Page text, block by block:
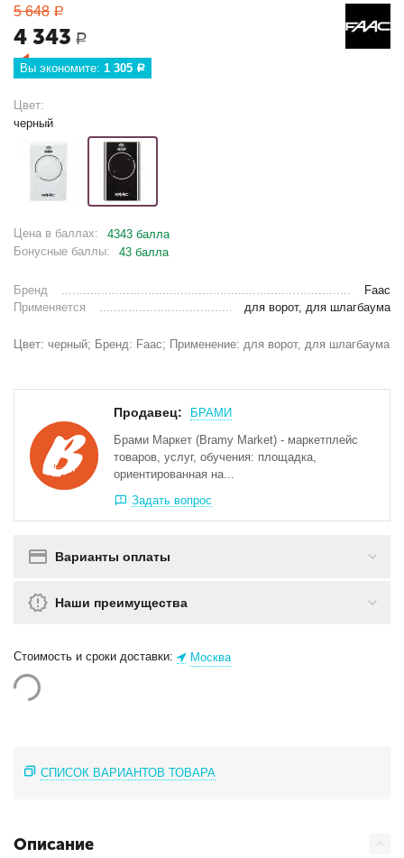
5 648 Р
4 343 Р
Вы экономите: 1 305 Р
Цвет:
черный
Цена в баллах:
4343 балла
Бонусные баллы:
43 балла
Бренд
Faac
Применяется
для ворот, для шлагбаума
Цвет: черный; Бренд: Faac; Применение: для ворот, для шлагбаума
Продавец:
БРАМИ
Брами Маркет (Bramy Market) - маркетплейс
товаров, услуг, обучения: площадка,
ориентированная на...
Задать вопрос
Варианты оплаты
Наши преимущества
Стоимость и сроки доставки: Москва
СПИСОК ВАРИАНТОВ ТОВАРА
Описание